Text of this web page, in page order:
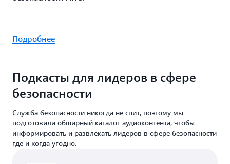
Подробнее
Подкасты для лидеров в сфере
безопасности
Служба безопасности никогда не спит, поэтому мы
подготовили обширный каталог аудиоконтента, чтобы
информировать и развлекать лидеров в сфере безопасности
где и когда угодно.